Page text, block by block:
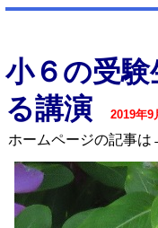
小６の受
る講演
2019年9
ホームページの記事は